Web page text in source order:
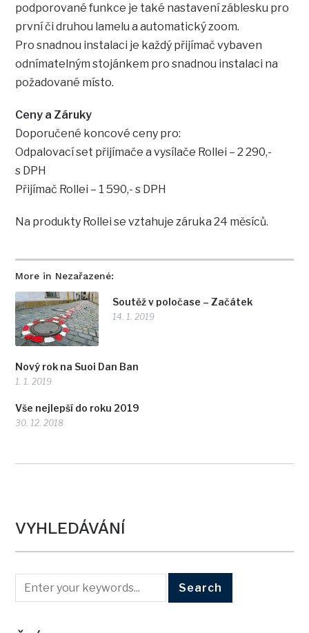
More in Nezařazené:
Soutěž v poločase – Začátek
14. 1. 2019
Nový rok na Suoi Dan Ban
1. 1. 2019
Vše nejlepší do roku 2019
30. 12. 2018
podporované funkce je také nastavení záblesku pro
první či druhou lamelu a automatický zoom.
Pro snadnou instalaci je každý přijímač vybaven
odnímatelným stojánkem pro snadnou instalaci na
požadované místo.
Ceny a Záruky
Doporučené koncové ceny pro:
Odpalovací set přijímače a vysílače Rollei – 2 290,-
s DPH
Přijímač Rollei – 1 590,- s DPH
Na produkty Rollei se vztahuje záruka 24 měsíců.
VYHLEDÁVÁNÍ